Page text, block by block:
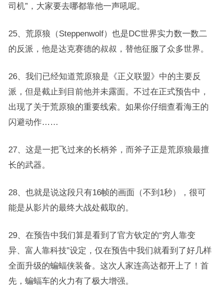
司机”，大家要去哪都靠他一声吼呢。
25、荒原狼（Steppenwolf）也是DC世界实力数一数二
的反派，他是达克赛德的叔叔，替他征服了众多世界。
26、我们已经知道荒原狼是《正义联盟》中的主要反
派，但是截止到目前他并未露面。不过在正式预告中，
出现了关于荒原狼的重要线索。如果你仔细查看海王的
闪避动作……
27、这是一把飞过来的长柄斧，而斧子正是荒原狼最擅
长的武器。
28、也就是说这段只有16帧的画面（不到1秒），很可
能是从影片的最终大战处截取的。
29、在预告中我们算是看到了官方钦定的“穷人靠变
异、富人靠科技”设定，仅在预告中我们就看到了好几样
全面升级的蝙蝠侠装备。这次人家连高达都开上了！首
先，蝙蝠车的火力有了极大增强。